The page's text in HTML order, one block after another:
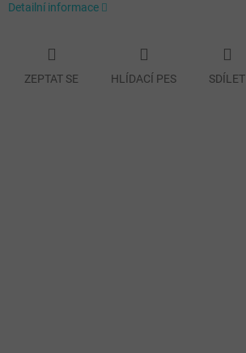
Detailní informace
ZEPTAT SE HLÍDACÍ PES SDÍLET